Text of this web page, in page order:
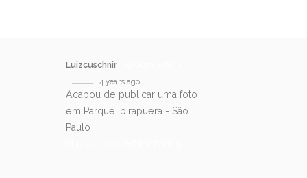
Luizcuschnir
4 years ago
Acabou de publicar uma foto
em Parque Ibirapuera - São
Paulo